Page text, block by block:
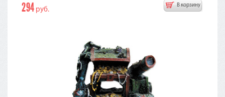
В корзину
294 руб.